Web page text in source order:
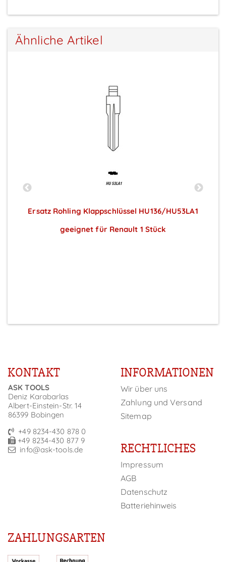
Ähnliche Artikel
Ersatz Rohling Klappschlüssel HU136/HU53LA1
geeignet für Renault 1 Stück
KONTAKT
ASK TOOLS
Deniz Karabarlas
Albert-Einstein-Str. 14
86399 Bobingen
+49 8234-430 878 0
+49 8234-430 877 9
info@ask-tools.de
INFORMATIONEN
Wir über uns
Zahlung und Versand
Sitemap
RECHTLICHES
Impressum
AGB
Datenschutz
Batteriehinweis
ZAHLUNGSARTEN